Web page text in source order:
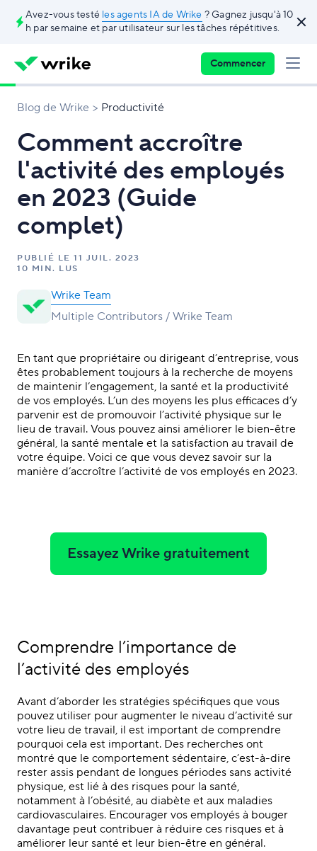
Avez-vous testé les agents IA de Wrike ? Gagnez jusqu'à 10
h par semaine et par utilisateur sur les tâches répétitives.
Commencer
Blog de Wrike Productivité
Comment accroître
l'activité des employés
en 2023 (Guide
complet)
PUBLIÉ LE 11 JUIL. 2023
10 MIN. LUS
Wrike Team
Multiple Contributors / Wrike Team
En tant que propriétaire ou dirigeant d’entreprise, vous
êtes probablement toujours à la recherche de moyens
de maintenir l’engagement, la santé et la productivité
de vos employés. L’un des moyens les plus efficaces d’y
parvenir est de promouvoir l’activité physique sur le
lieu de travail. Vous pouvez ainsi améliorer le bien-être
général, la santé mentale et la satisfaction au travail de
votre équipe. Voici ce que vous devez savoir sur la
manière d’accroître l’activité de vos employés en 2023.
Essayez Wrike gratuitement
Comprendre l’importance de
l’activité des employés
Avant d’aborder les stratégies spécifiques que vous
pouvez utiliser pour augmenter le niveau d’activité sur
votre lieu de travail, il est important de comprendre
pourquoi cela est important. Des recherches ont
montré que le comportement sédentaire, c’est-à-dire
rester assis pendant de longues périodes sans activité
physique, est lié à des risques pour la santé,
notamment à l’obésité, au diabète et aux maladies
cardiovasculaires. Encourager vos employés à bouger
davantage peut contribuer à réduire ces risques et à
améliorer leur santé et leur bien-être en général.